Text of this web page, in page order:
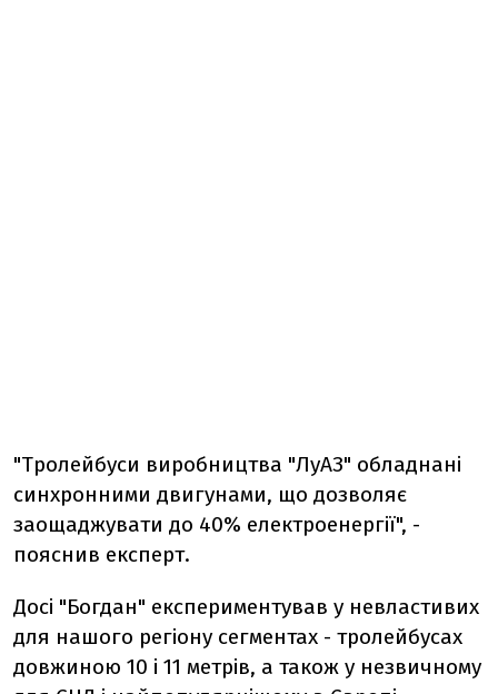
"Тролейбуси виробництва "ЛуАЗ" обладнані
синхронними двигунами, що дозволяє
заощаджувати до 40% електроенергії", -
пояснив експерт.
Досі "Богдан" експериментував у невластивих
для нашого регіону сегментах - тролейбусах
довжиною 10 і 11 метрів, а також у незвичному